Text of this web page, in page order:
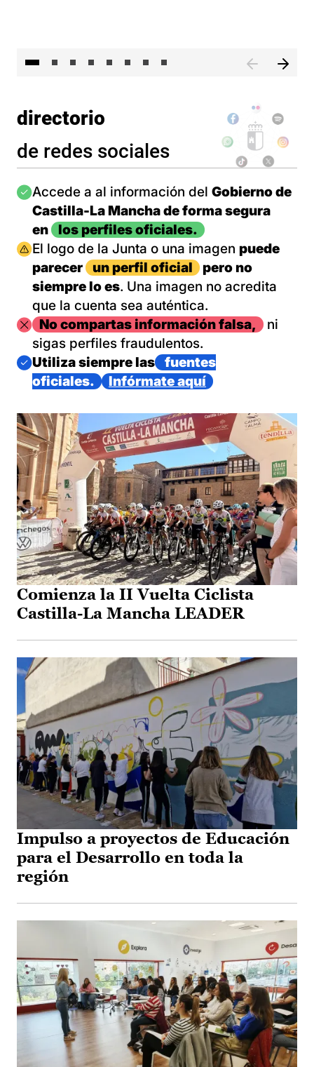
directorio
de redes sociales
Imagen
Accede a al información del Gobierno de
Castilla-La Mancha de forma segura
en
los perfiles oficiales.
Imagen
El logo de la Junta o una imagen puede
parecer
un perfil oficial
pero no
siempre lo es. Una imagen no acredita
que la cuenta sea auténtica.
ImagenNo compartas información falsa,
ni
sigas perfiles fraudulentos.
Imagen
Utiliza siempre las
fuentes
oficiales.
Infórmate aquí
Comienza la II Vuelta Ciclista
Castilla-La Mancha LEADER
Impulso a proyectos de Educación
para el Desarrollo en toda la
región